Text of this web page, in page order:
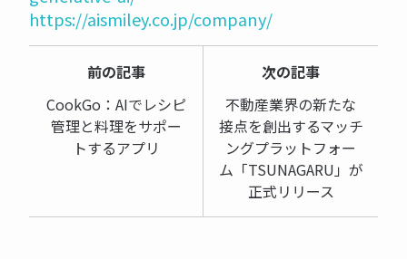
https://aismiley.co.jp/company/
前の記事
CookGo：AIでレシピ
管理と料理をサポー
トするアプリ
次の記事
不動産業界の新たな
接点を創出するマッチ
ングプラットフォー
ム「TSUNAGARU」が
正式リリース